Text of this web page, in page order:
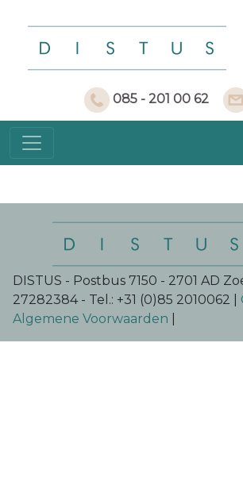
085 - 201 00 62
DISTUS - Postbus 7150 - 2701 AD
27282384 - Tel.: +31 (0)85 2010062 |
Algemene Voorwaarden